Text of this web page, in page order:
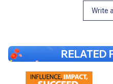
Write
RELATED